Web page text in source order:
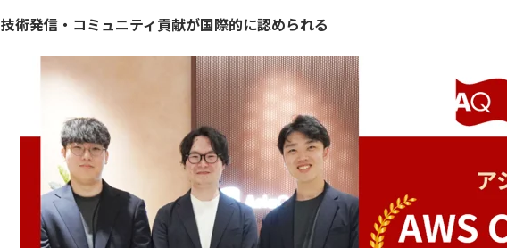
技術発信・コミュニティ貢献が国際的に認められる